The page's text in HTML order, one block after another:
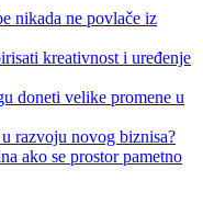
nikada ne povlače iz
kreativnost i uređenje
doneti velike promene u
razvoju novog biznisa?
ako se prostor pametno